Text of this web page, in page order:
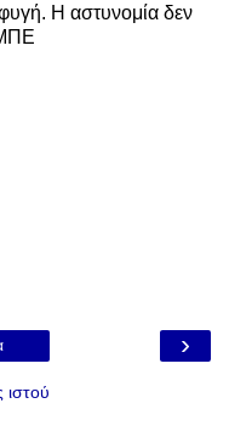
Η αστυνομία δεν
›